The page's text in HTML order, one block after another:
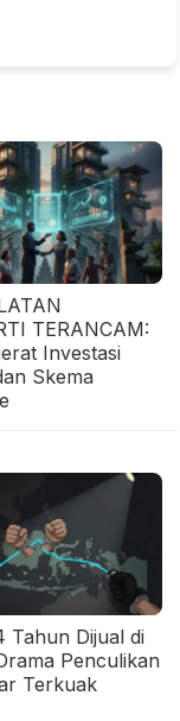
TERANCAM:
Investasi
Skema
Tahun Dijual di
Penculikan
Terkuak